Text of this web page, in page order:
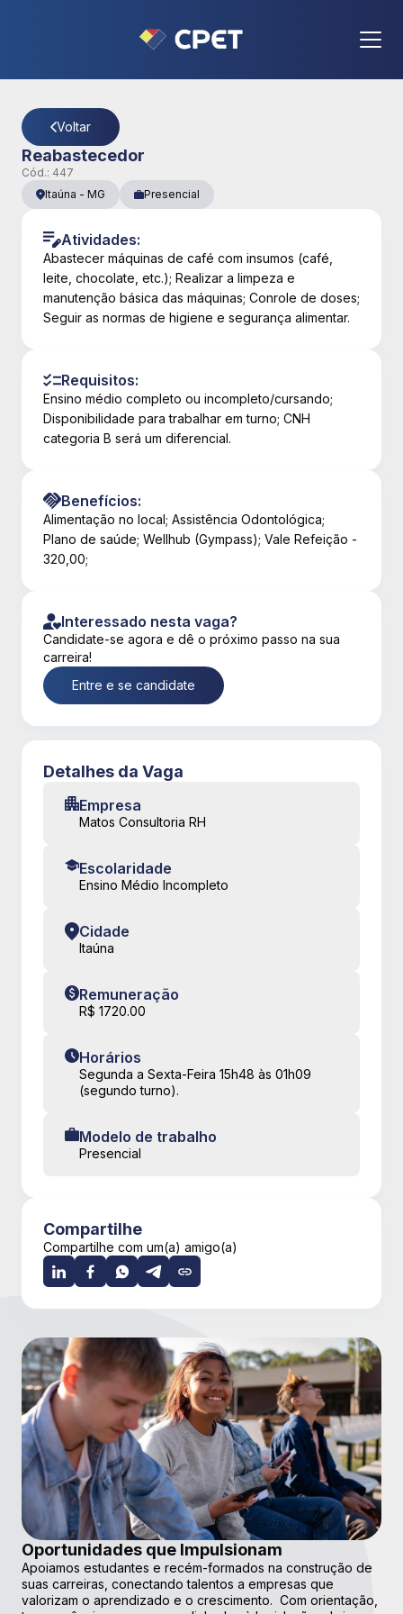
Voltar
Reabastecedor
Cód.: 447
Itaúna - MG Presencial
Atividades:
Abastecer máquinas de café com insumos (café,
leite, chocolate, etc.); Realizar a limpeza e
manutenção básica das máquinas; Conrole de doses;
Seguir as normas de higiene e segurança alimentar.
Requisitos:
Ensino médio completo ou incompleto/cursando;
Disponibilidade para trabalhar em turno; CNH
categoria B será um diferencial.
Benefícios:
Alimentação no local; Assistência Odontológica;
Plano de saúde; Wellhub (Gympass); Vale Refeição -
320,00;
Interessado nesta vaga?
Candidate-se agora e dê o próximo passo na sua
carreira!
Entre e se candidate
Detalhes da Vaga
Empresa
Matos Consultoria RH
Escolaridade
Ensino Médio Incompleto
Cidade
Itaúna
Remuneração
R$ 1720.00
Horários
Segunda a Sexta-Feira 15h48 às 01h09
(segundo turno).
Modelo de trabalho
Presencial
Compartilhe
Compartilhe com um(a) amigo(a)
Oportunidades que Impulsionam
Apoiamos estudantes e recém-formados na construção de
suas carreiras, conectando talentos a empresas que
valorizam o aprendizado e o crescimento. Com orientação,